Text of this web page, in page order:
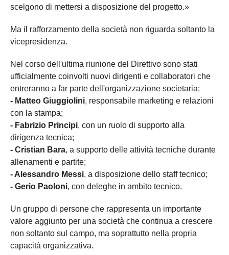
scelgono di mettersi a disposizione del progetto.»
Ma il rafforzamento della società non riguarda soltanto la
vicepresidenza.
Nel corso dell'ultima riunione del Direttivo sono stati
ufficialmente coinvolti nuovi dirigenti e collaboratori che
entreranno a far parte dell'organizzazione societaria:
- Matteo Giuggiolini, responsabile marketing e relazioni
con la stampa;
- Fabrizio Principi, con un ruolo di supporto alla
dirigenza tecnica;
- Cristian Bara, a supporto delle attività tecniche durante
allenamenti e partite;
- Alessandro Messi, a disposizione dello staff tecnico;
- Gerio Paoloni, con deleghe in ambito tecnico.
Un gruppo di persone che rappresenta un importante
valore aggiunto per una società che continua a crescere
non soltanto sul campo, ma soprattutto nella propria
capacità organizzativa.